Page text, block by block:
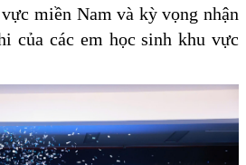
miền Nam và kỳ vọng nhận
của các em học sinh khu vực